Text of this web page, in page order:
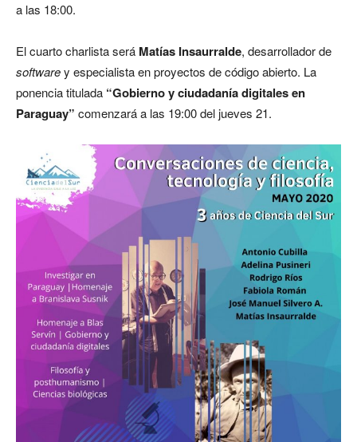
a las 18:00.
El cuarto charlista será Matías Insaurralde, desarrollador de
softwarey especialista en proyectos de código abierto. La
ponencia titulada “Gobierno y ciudadanía digitales en
Paraguay” comenzará a las 19:00 del jueves 21.